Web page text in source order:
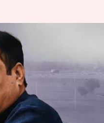
జాతీయ
: నితిన్
01:24 pm